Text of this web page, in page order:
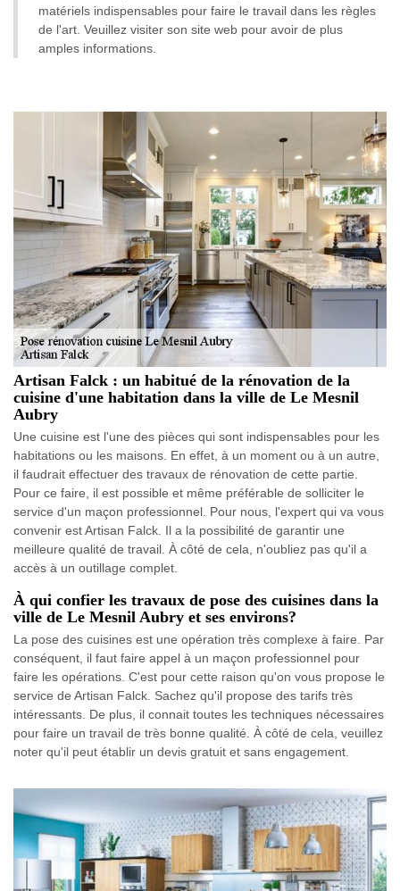
matériels indispensables pour faire le travail dans les règles
de l'art. Veuillez visiter son site web pour avoir de plus
amples informations.
Artisan Falck : un habitué de la rénovation de la
cuisine d'une habitation dans la ville de Le Mesnil
Aubry
Une cuisine est l'une des pièces qui sont indispensables pour les
habitations ou les maisons. En effet, à un moment ou à un autre,
il faudrait effectuer des travaux de rénovation de cette partie.
Pour ce faire, il est possible et même préférable de solliciter le
service d'un maçon professionnel. Pour nous, l'expert qui va vous
convenir est Artisan Falck. Il a la possibilité de garantir une
meilleure qualité de travail. À côté de cela, n'oubliez pas qu'il a
accès à un outillage complet.
À qui confier les travaux de pose des cuisines dans la
ville de Le Mesnil Aubry et ses environs?
La pose des cuisines est une opération très complexe à faire. Par
conséquent, il faut faire appel à un maçon professionnel pour
faire les opérations. C'est pour cette raison qu'on vous propose le
service de Artisan Falck. Sachez qu'il propose des tarifs très
intéressants. De plus, il connait toutes les techniques nécessaires
pour faire un travail de très bonne qualité. À côté de cela, veuillez
noter qu'il peut établir un devis gratuit et sans engagement.